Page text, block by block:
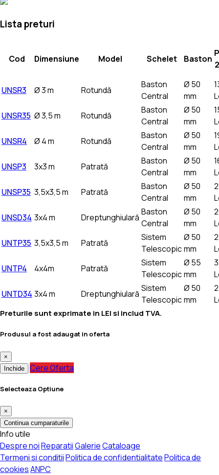
Lista preturi
Cod Dimensiune Model Schelet Baston
UNSR3 Ø 3 m Rotundă
Baston
Central
Ø 50
mm
UNSR35 Ø 3,5 m Rotundă
Baston
Central
Ø 50
mm
UNSR4
Ø 4 m Rotundă
Baston
Central
Ø 50
mm
UNSP3
3x3 m Patrată
Baston
Central
Ø 50
mm
UNSP35 3,5x3,5 m Patrată
Baston
Central
Ø 50
mm
UNSD34 3x4 m Dreptunghiulară
Baston
Central
Ø 50
mm
UNTP35 3,5x3,5 m Patrată
Sistem
Telescopic
Ø 50
mm
UNTP4
4x4m Patrată
Sistem
Telescopic
Ø 55
mm
UNTD34 3x4 m Dreptunghiulară
Sistem
Telescopic
Ø 50
mm
Preturile sunt exprimate in LEI si includ TVA.
Produsul a fost adaugat in oferta
×
Inchide
Cere Oferta
Selecteaza Optiune
×
Continua cumparaturile
Info utile
Despre noiReparatiiGalerieCataloage
Termeni si conditiiPolitica de confidentialitatePolitica de
cookiesANPC